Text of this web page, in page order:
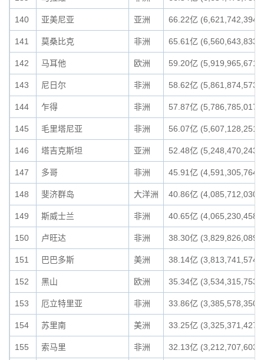
140 亚美尼亚 亚洲 66.22亿 (6,621,742,394)
141 莫桑比克 非洲 65.61亿 (6,560,643,833)
142 马耳他 欧洲 59.20亿 (5,919,965,671)
143 尼日尔 非洲 58.62亿 (5,861,874,573)
144 乍得 非洲 57.87亿 (5,786,785,017)
145 毛里塔尼亚 非洲 56.07亿 (5,607,128,251)
146 塔吉克斯坦 亚洲 52.48亿 (5,248,470,243)
147 多哥 非洲 45.91亿 (4,591,305,764)
148 斐济群岛 大洋洲 40.86亿 (4,085,712,030)
149 斯威士兰 非洲 40.65亿 (4,065,230,458)
150 卢旺达 非洲 38.30亿 (3,829,826,089)
151 巴巴多斯 美洲 38.14亿 (3,813,741,574)
152 黑山 欧洲 35.34亿 (3,534,315,753)
153 厄立特里亚 非洲 33.86亿 (3,385,578,350)
154 苏里南 美洲 33.25亿 (3,325,371,427)
155 索马里 非洲 32.13亿 (3,212,707,603)